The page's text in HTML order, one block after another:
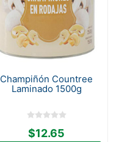
Champiñón Countree
Laminado 1500g
$12.65